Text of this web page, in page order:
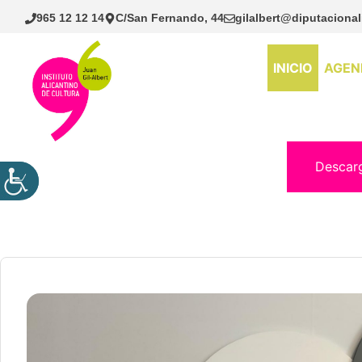
Saltar
965 12 12 14 C/San Fernando, 44
INICIO